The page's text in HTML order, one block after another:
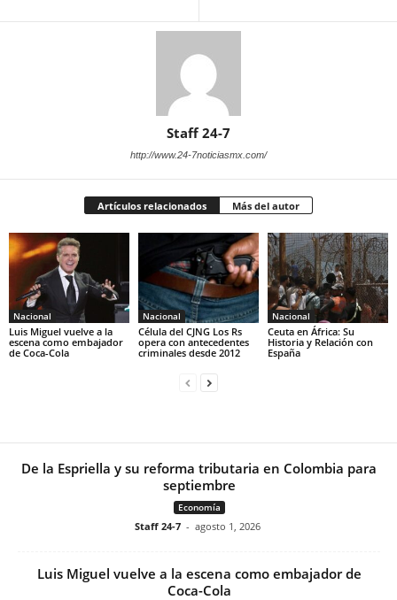
Staff 24-7
http://www.24-7noticiasmx.com/
Artículos relacionados Más del autor
Nacional
Luis Miguel vuelve a la
escena como embajador
de Coca-Cola
Nacional
Célula del CJNG Los Rs
opera con antecedentes
criminales desde 2012
Nacional
Ceuta en África: Su
Historia y Relación con
España
De la Espriella y su reforma tributaria en Colombia para
septiembre
Economía
Staff 24-7 - agosto 1, 2026
Luis Miguel vuelve a la escena como embajador de
Coca-Cola